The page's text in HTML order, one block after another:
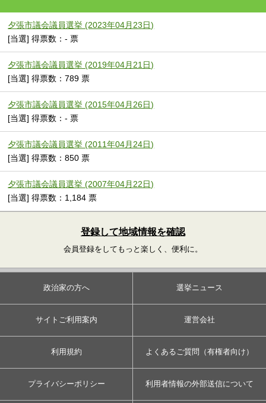
夕張市議会議員選挙 (2023年04月23日)
[当選] 得票数：- 票
夕張市議会議員選挙 (2019年04月21日)
[当選] 得票数：789 票
夕張市議会議員選挙 (2015年04月26日)
[当選] 得票数：- 票
夕張市議会議員選挙 (2011年04月24日)
[当選] 得票数：850 票
夕張市議会議員選挙 (2007年04月22日)
[当選] 得票数：1,184 票
登録して地域情報を確認
会員登録をしてもっと楽しく、便利に。
政治家の方へ 選挙ニュース
サイトご利用案内 運営会社
利用規約 よくあるご質問（有権者向け）
プライバシーポリシー 利用者情報の外部送信について